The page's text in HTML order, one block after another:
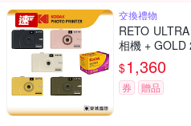
交換禮物
RETO
相機 + GOLD
$1,360
券 贈品